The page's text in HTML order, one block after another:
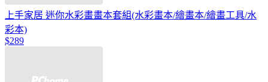
上手家居 迷你水彩畫畫本套組(水彩畫本/繪畫本/繪畫工具/水
彩本)
$289